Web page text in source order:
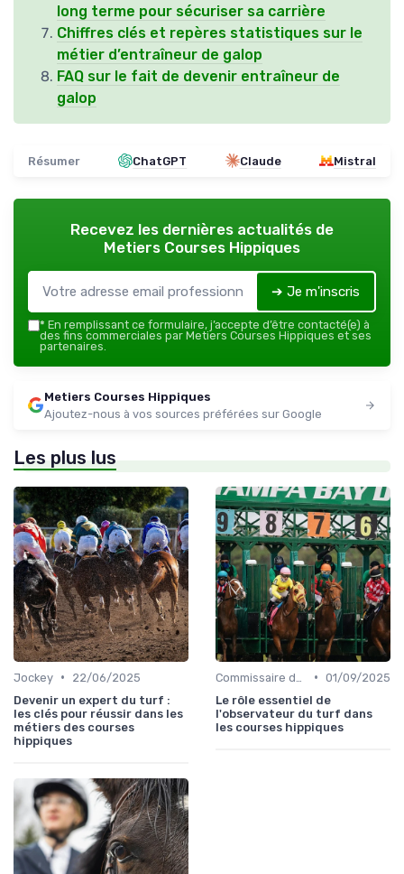
long terme pour sécuriser sa carrière
Chiffres clés et repères statistiques sur le
métier d’entraîneur de galop
FAQ sur le fait de devenir entraîneur de
galop
Résumer ChatGPT Claude Mistral
Recevez les dernières actualités de
Metiers Courses Hippiques
➔ Je m'inscris
* En remplissant ce formulaire, j’accepte d’être contacté(e) à
des fins commerciales par Metiers Courses Hippiques et ses
partenaires.
Metiers Courses Hippiques
Ajoutez-nous à vos sources préférées sur Google
Les plus lus
Jockey •
22/06/2025
Devenir un expert du turf :
les clés pour réussir dans les
métiers des courses
hippiques
• 01/09/2025
Le rôle essentiel de
l'observateur du turf dans
les courses hippiques